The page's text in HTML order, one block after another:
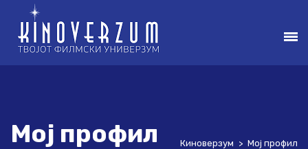
Мој профил Киноверзум > Мој профил